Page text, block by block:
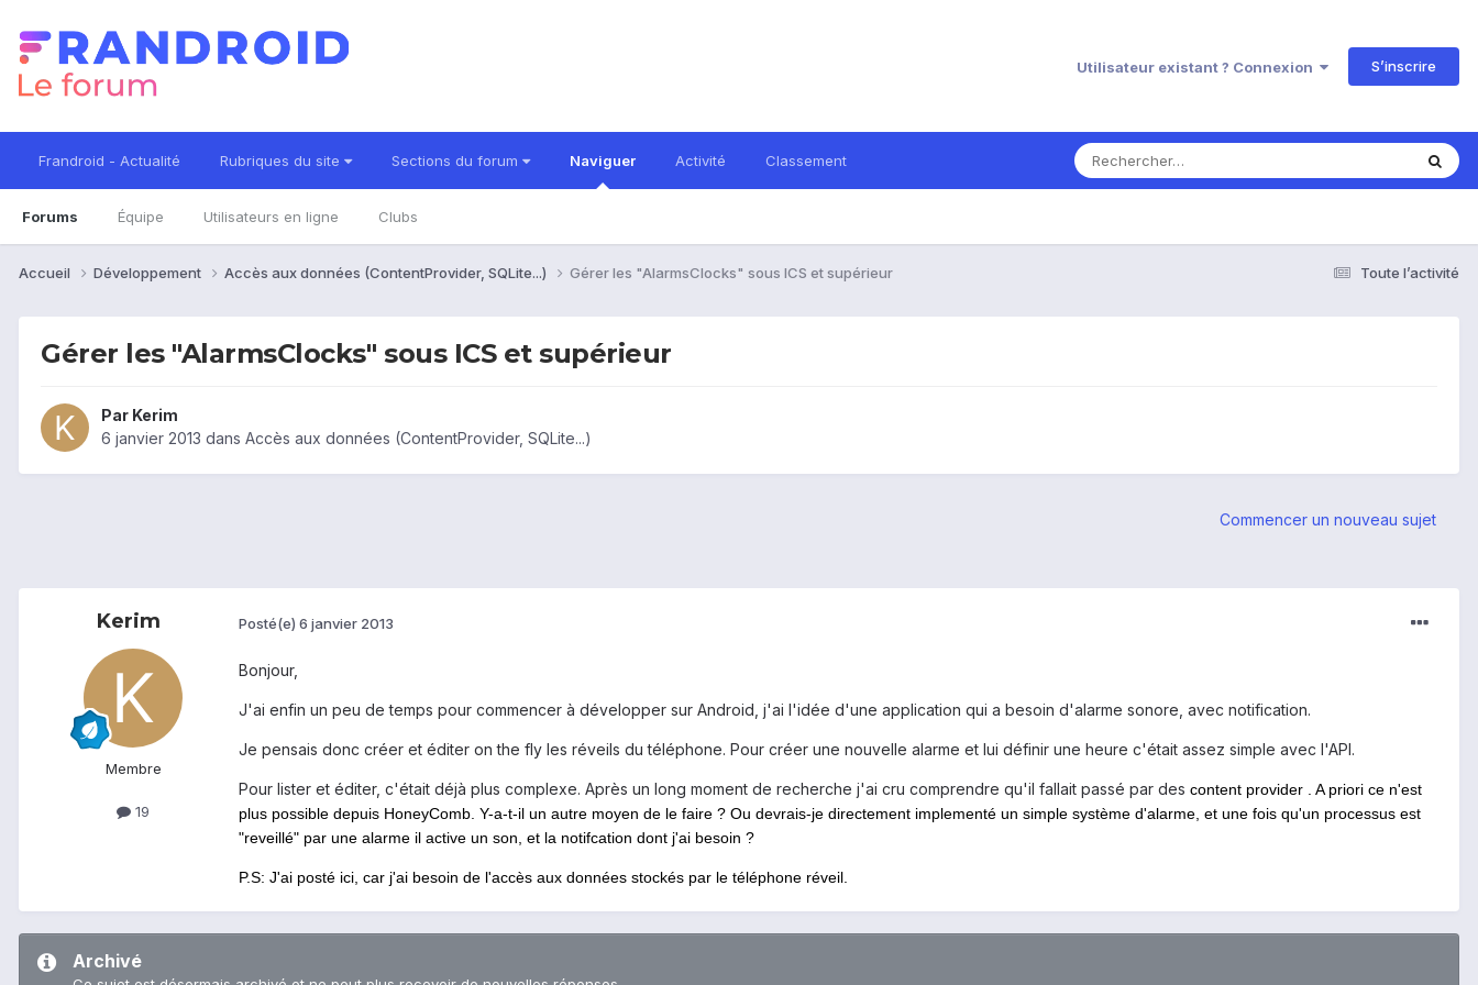
Utilisateur existant ? Connexion S’inscrire
Frandroid - Actualité Rubriques du site Sections du forum Naviguer
Forums Équipe Utilisateurs en ligne Clubs
Activité Classement
Toute l’activité
Accueil Développement Accès aux données (ContentProvider, SQLite...) Gérer les "AlarmsClocks" sous ICS et supérieur
Gérer les "AlarmsClocks" sous ICS et supérieur
Par Kerim
6 janvier 2013 dans Accès aux données (ContentProvider, SQLite...)
Commencer un nouveau sujet
Kerim
Membre
19
Posté(e) 6 janvier 2013
Bonjour,
J'ai enfin un peu de temps pour commencer à développer sur Android, j'ai l'idée d'une application qui a besoin d'alarme sonore, avec notification.
Je pensais donc créer et éditer on the fly les réveils du téléphone. Pour créer une nouvelle alarme et lui définir une heure c'était assez simple avec l'API.
Pour lister et éditer, c'était déjà plus complexe. Après un long moment de recherche j'ai cru comprendre qu'il fallait passé par des content provider . A priori ce n'est
plus possible depuis HoneyComb. Y-a-t-il un autre moyen de le faire ? Ou devrais-je directement implementé un simple système d'alarme, et une fois qu'un processus est
"reveillé" par une alarme il active un son, et la notifcation dont j'ai besoin ?
P.S: J'ai posté ici, car j'ai besoin de l'accès aux données stockés par le téléphone réveil.
Archivé